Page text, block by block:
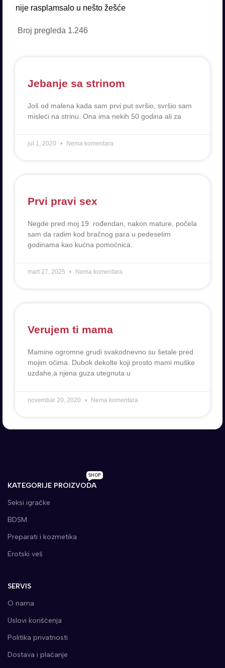
nije rasplamsalo u nešto žešće
Broj pregleda 1.246
Jebanje sa strinom
Još od malena kada sam prvi put svršio, svršio sam
misleći na strinu. Ona ima nekih 50 godina ali za
jul 1, 2020 Nema komentara
Prvi pravi sex
Negde pred moj 19. rođendan, nakon mature, počela
sam da radim kod bračnog para u pedesetim
godinama kao kućna pomoćnica.
mart 27, 2025 Nema komentara
Verujem ti mama
Mamine ogromne grudi svakodnevno su šetale pred
mojim očima. Dubok dekolte koji prosto mami muške
uzdahe,a njena guza utegnuta u
novembar 20, 2020 Nema komentara
KATEGORIJE PROIZVODA
SHOP
Seksi igračke
BDSM
Preparati i kozmetika
Erotski veš
SERVIS
O nama
Uslovi korišćenja
Politika privatnosti
Dostava i plaćanje